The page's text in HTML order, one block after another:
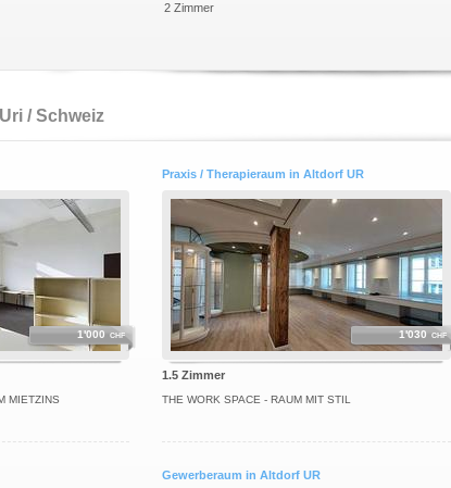
2 Zimmer
/ Schweiz
1'000 CHF
MIETZINS
Praxis / Therapieraum in Altdorf UR
1'030 CHF
1.5 Zimmer
THE WORK SPACE - RAUM MIT STIL
Gewerberaum in Altdorf UR